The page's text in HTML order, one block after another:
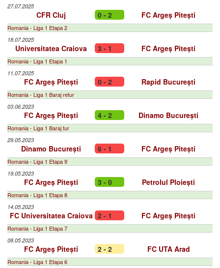
27.07.2025
CFR Cluj 0 - 2 FC Argeș Pitești
Romania - Liga 1 Etapa 2
18.07.2025
Universitatea Craiova 3 - 1 FC Argeș Pitești
Romania - Liga 1 Etapa 1
11.07.2025
FC Argeș Pitești 0 - 2 Rapid București
Romania - Liga 1 Baraj retur
03.06.2023
FC Argeș Pitești 4 - 2 Dinamo București
Romania - Liga 1 Baraj tur
29.05.2023
Dinamo București 6 - 1 FC Argeș Pitești
Romania - Liga 1 Etapa 9
19.05.2023
FC Argeș Pitești 3 - 0 Petrolul Ploiești
Romania - Liga 1 Etapa 8
14.05.2023
FC Universitatea Craiova 2 - 1 FC Argeș Pitești
Romania - Liga 1 Etapa 7
08.05.2023
FC Argeș Pitești 2 - 2 FC UTA Arad
Romania - Liga 1 Etapa 6